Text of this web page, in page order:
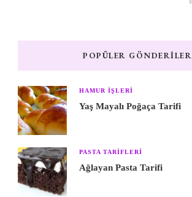
POPÜLER GÖNDERILER
HAMUR IŞLERI
Yaş Mayalı Poğaça Tarifi
PASTA TARIFLERI
Ağlayan Pasta Tarifi